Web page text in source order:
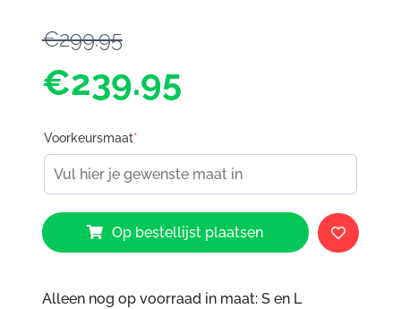
€299.95
€239.95
Voorkeursmaat*
Nolan
N80-
com
Op bestellijst plaatsen
Alleen nog op voorraad in maat: S en L